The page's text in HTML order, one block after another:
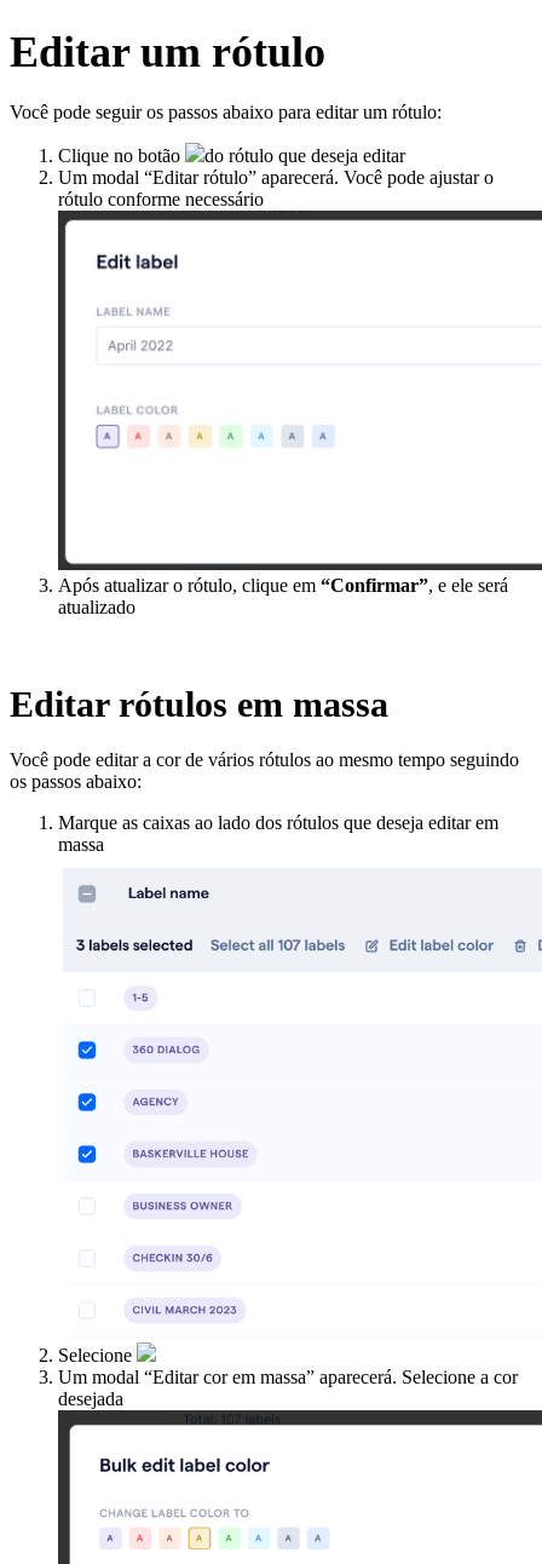
Editar um rótulo
Você pode seguir os passos abaixo para editar um rótulo:
Clique no botão
do rótulo que deseja editar
Um modal “Editar rótulo” aparecerá. Você pode ajustar o
rótulo conforme necessário
Após atualizar o rótulo, clique em “Confirmar”, e ele será
atualizado
Editar rótulos em massa
Você pode editar a cor de vários rótulos ao mesmo tempo seguindo
os passos abaixo:
Marque as caixas ao lado dos rótulos que deseja editar em
massa
Selecione
Um modal “Editar cor em massa” aparecerá. Selecione a cor
desejada